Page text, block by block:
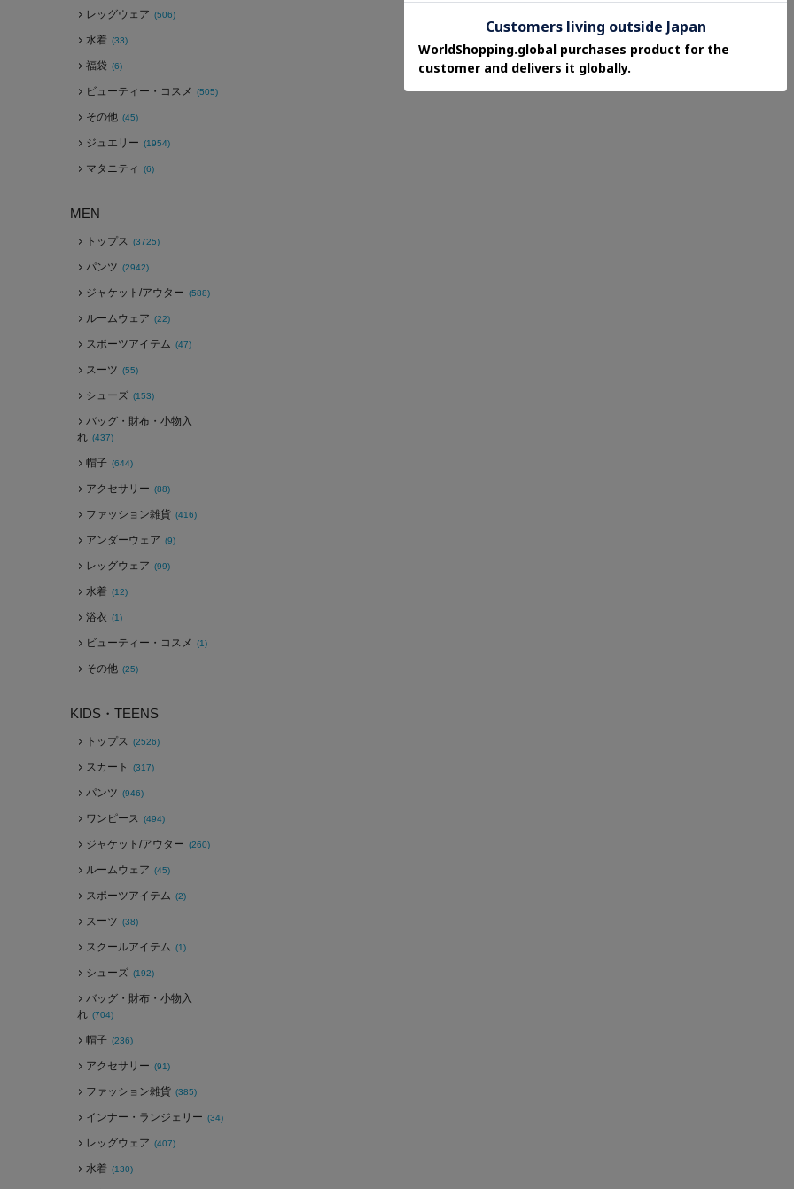
レッグウェア (506)
水着 (33)
福袋 (6)
ビューティー・コスメ (505)
その他 (45)
ジュエリー (1954)
マタニティ (6)
MEN
トップス (3725)
パンツ (2942)
ジャケット/アウター (588)
ルームウェア (22)
スポーツアイテム (47)
スーツ (55)
シューズ (153)
バッグ・財布・小物入
れ (437)
帽子 (644)
アクセサリー (88)
ファッション雑貨 (416)
アンダーウェア (9)
レッグウェア (99)
水着 (12)
浴衣 (1)
ビューティー・コスメ (1)
その他 (25)
KIDS・TEENS
トップス (2526)
スカート (317)
パンツ (946)
ワンピース (494)
ジャケット/アウター (260)
ルームウェア (45)
スポーツアイテム (2)
スーツ (38)
スクールアイテム (1)
シューズ (192)
バッグ・財布・小物入
れ (704)
帽子 (236)
アクセサリー (91)
ファッション雑貨 (385)
インナー・ランジェリー (34)
レッグウェア (407)
水着 (130)